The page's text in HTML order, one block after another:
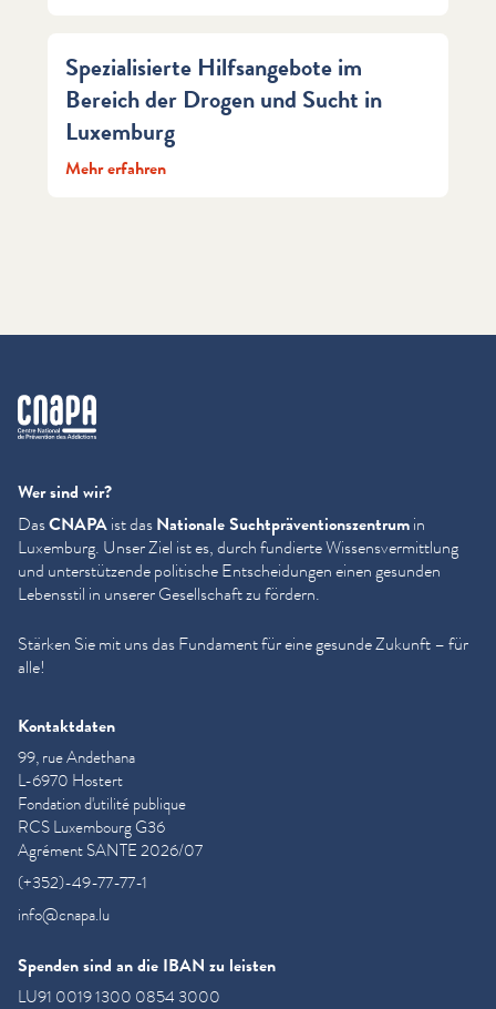
Spezialisierte Hilfsangebote im
Bereich der Drogen und Sucht in
Luxemburg
Mehr erfahren
cnapa
Wer sind wir?
DasCNAPAist dasNationale Sucht­präven­tion­szen­trumin
Luxemburg. Unser Ziel ist es, durch fundierte Wis­sensver­mit­tlung
und unter­stützende politische Entschei­dun­gen einen gesunden
Lebensstil in unserer Gesellschaft zu fördern.
Stärken Sie mit uns das Fundament für eine gesunde Zukunft – für
alle!
Kontaktdaten
99, rue Andethana
L-6970 Hostert
Fondation d'utilité publique
RCS Luxembourg G36
Agrément SANTE 2026/07
(+352)-49-77-77-1
info@cnapa.lu
Spenden sind an die IBAN zu leisten
LU91 0019 1300 0854 3000